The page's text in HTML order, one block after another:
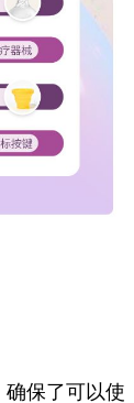
保了可以使